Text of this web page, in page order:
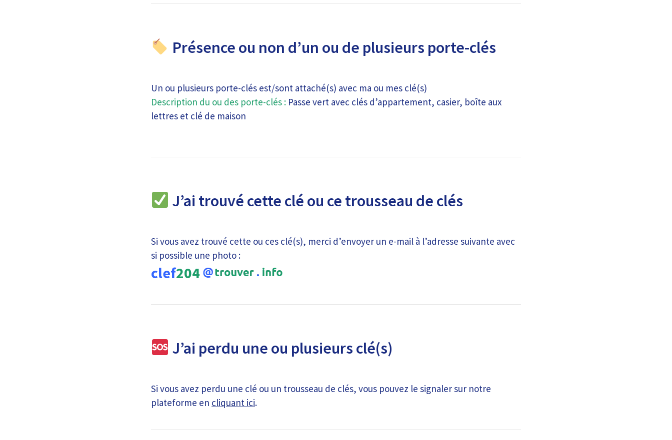
Présence ou non d’un ou de plusieurs porte-clés
Un ou plusieurs porte-clés est/sont attaché(s) avec ma ou mes clé(s)
Description du ou des porte-clés : Passe vert avec clés d’appartement, casier, boîte aux
lettres et clé de maison
J’ai trouvé cette clé ou ce trousseau de clés
Si vous avez trouvé cette ou ces clé(s), merci d’envoyer un e-mail à l’adresse suivante avec
si possible une photo :
clef204
J’ai perdu une ou plusieurs clé(s)
Si vous avez perdu une clé ou un trousseau de clés, vous pouvez le signaler sur notre
plateforme en cliquant ici.